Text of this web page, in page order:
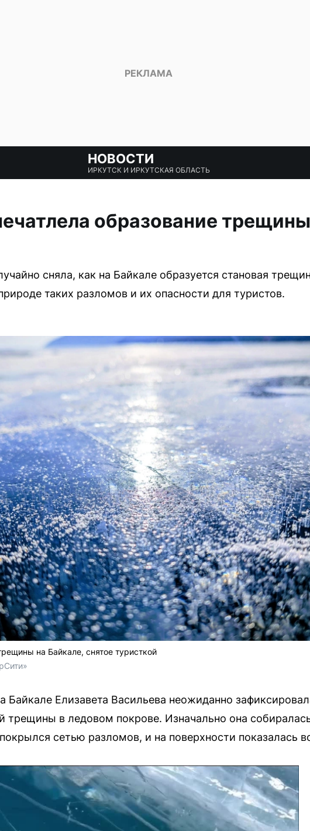
НОВОСТИ
ИРКУТСК И ИРКУТСКАЯ ОБЛАСТЬ
образование
сняла, как на Байкале образуется становая
таких разломов и их опасности для туристов.
на Байкале, снятое туристкой
Байкале Елизавета Васильева неожиданно
трещины в ледовом покрове. Изначально она
сетью разломов, и на поверхности показалась